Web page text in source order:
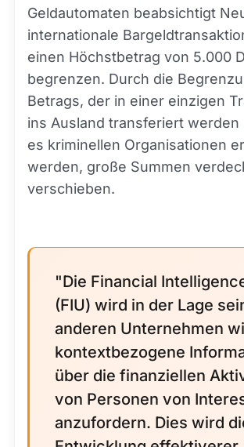
Geldautomaten beabsichtigt
internationale
einen Höchstbetrag von 5.000
begrenzen. Durch die
Betrags, der in einer einzigen
ins Ausland transferiert werden
es kriminellen Organisationen
werden, große Summen
verschieben.
"Die Financial
(FIU) wird in der Lage
anderen Unternehmen
kontextbezogene
über die finanziellen
von Personen von
anzufordern. Dies wird